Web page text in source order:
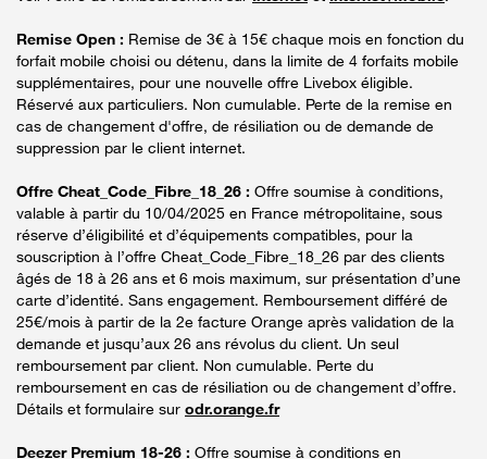
Remise Open : Remise de 3€ à 15€ chaque mois en fonction du
forfait mobile choisi ou détenu, dans la limite de 4 forfaits mobile
supplémentaires, pour une nouvelle offre Livebox éligible.
Réservé aux particuliers. Non cumulable. Perte de la remise en
cas de changement d'offre, de résiliation ou de demande de
suppression par le client internet.
Offre Cheat_Code_Fibre_18_26 : Offre soumise à conditions,
valable à partir du 10/04/2025 en France métropolitaine, sous
réserve d’éligibilité et d’équipements compatibles, pour la
souscription à l’offre Cheat_Code_Fibre_18_26 par des clients
âgés de 18 à 26 ans et 6 mois maximum, sur présentation d’une
carte d’identité. Sans engagement. Remboursement différé de
25€/mois à partir de la 2e facture Orange après validation de la
demande et jusqu’aux 26 ans révolus du client. Un seul
remboursement par client. Non cumulable. Perte du
remboursement en cas de résiliation ou de changement d’offre.
Détails et formulaire sur odr.orange.fr
Deezer Premium 18-26 : Offre soumise à conditions en